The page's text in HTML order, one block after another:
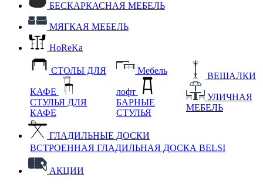
БЕСКАРКАСНАЯ МЕБЕЛЬ
МЯГКАЯ МЕБЕЛЬ
HoReKa
СТОЛЫ ДЛЯ
КАФЕ
СТУЛЬЯ ДЛЯ
КАФЕ
Мебель
лофт
БАРНЫЕ
СТУЛЬЯ
ВЕШАЛКИ
УЛИЧНАЯ
МЕБЕЛЬ
ГЛАДИЛЬНЫЕ ДОСКИ
ВСТРОЕННАЯ ГЛАДИЛЬНАЯ ДОСКА BELSI
АКЦИИ